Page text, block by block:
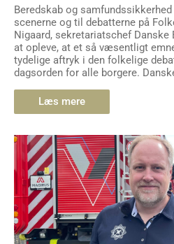
Beredskab og
scenerne og til debatterne på
Nigaard, sekretariatschef Danske
at opleve, at et så væsentligt
tydelige aftryk i den folkelige
dagsorden for alle borgere.
Læs mere